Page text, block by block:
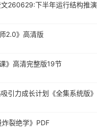
260629:下半年运行结构推演
2.0》高清版
》高清完整版19节
引力成长计划《全集系统版》
《1000‮能条‬‎量‮裂炸‬‎绝学》PDF